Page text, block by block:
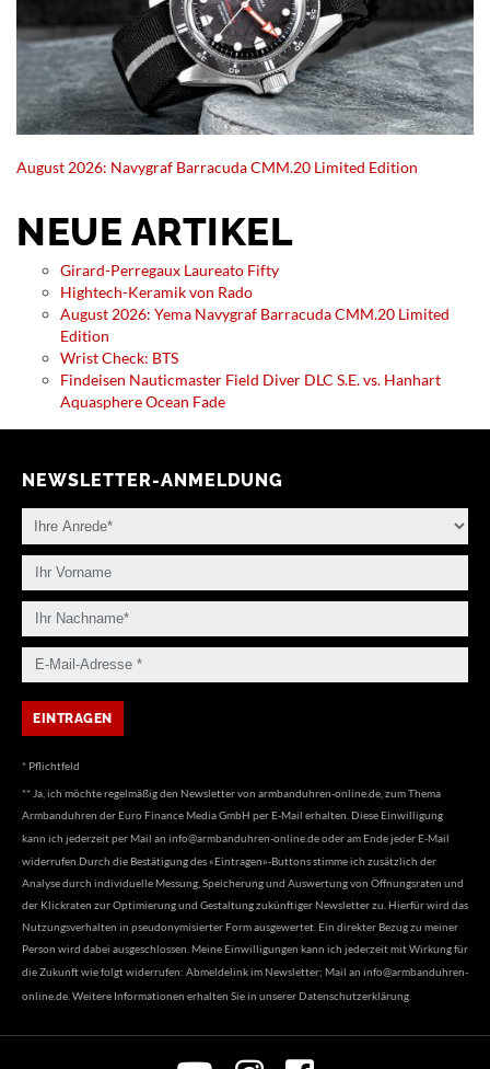
August 2026: Navygraf Barracuda CMM.20 Limited Edition
NEUE ARTIKEL
Girard-Perregaux Laureato Fifty
Hightech-Keramik von Rado
August 2026: Yema Navygraf Barracuda CMM.20 Limited
Edition
Wrist Check: BTS
Findeisen Nauticmaster Field Diver DLC S.E. vs. Hanhart
Aquasphere Ocean Fade
NEWSLETTER-ANMELDUNG
* Pflichtfeld
** Ja, ich möchte regelmäßig den Newsletter von armbanduhren-online.de, zum Thema
Armbanduhren der Euro Finance Media GmbH per E-Mail erhalten. Diese Einwilligung
kann ich jederzeit per Mail an info@armbanduhren-online.deoder am Ende jeder E-Mail
widerrufen.Durch die Bestätigung des «Eintragen»-Buttons stimme ich zusätzlich der
Analyse durch individuelle Messung, Speicherung und Auswertung von Öffnungsraten und
der Klickraten zur Optimierung und Gestaltung zukünftiger Newsletter zu. Hierfür wird das
Nutzungsverhalten in pseudonymisierter Form ausgewertet. Ein direkter Bezug zu meiner
Person wird dabei ausgeschlossen. Meine Einwilligungen kann ich jederzeit mit Wirkung für
die Zukunft wie folgt widerrufen: Abmeldelink im Newsletter; Mail an info@armbanduhren-
online.de . Weitere Informationen erhalten Sie in unserer Datenschutzerklärung